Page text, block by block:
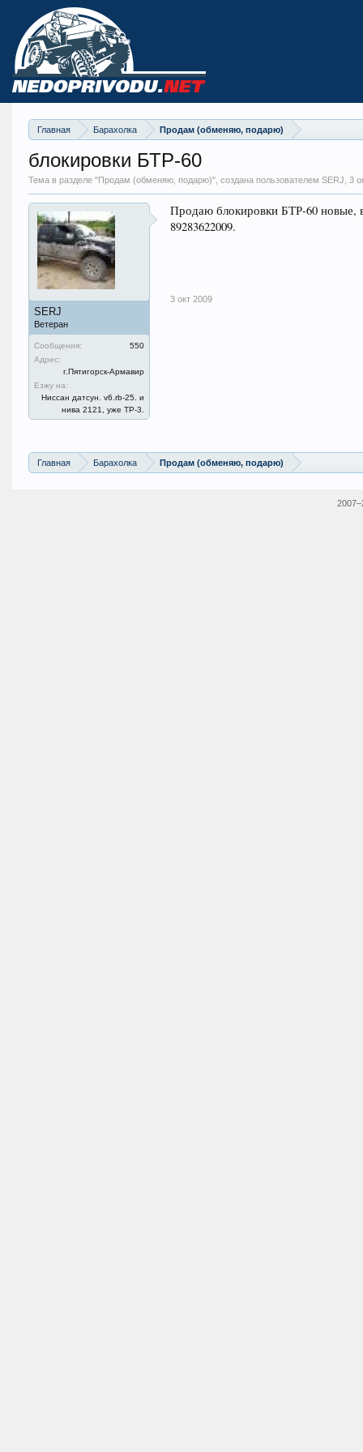
Главная Барахолка Продам (обменяю, подарю)
блокировки БТР-60
Тема в разделе "Продам (обменяю, подарю)", создана пользователем SERJ, 3
SERJ
Ветеран
Сообщения:
550
Адрес:
г.Пятигорск-Армавир
Езжу на:
Ниссан датсун. v6.rb-25. и
нива 2121, уже ТР-3.
Продаю блокировки БТР-60 новые,
89283622009.
3 окт 2009
Главная Барахолка Продам (обменяю, подарю)
2007–